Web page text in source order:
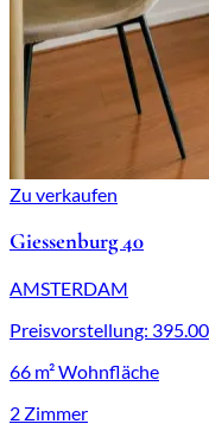
Zu verkaufen
Giessenburg 40
AMSTERDAM
Preisvorstellung:
66 m² Wohnfläche
2 Zimmer